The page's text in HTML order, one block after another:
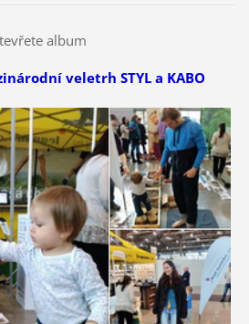
album
veletrh STYL a KABO